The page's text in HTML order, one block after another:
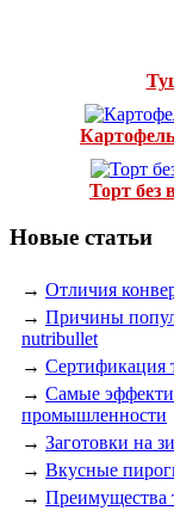
Торт без
Новые статьи
→ Отличия
→ Причины
nutribullet
→ Сертификация
→ Самые
промышленности
→ Заготовки на
→ Вкусные
→ Преимущества